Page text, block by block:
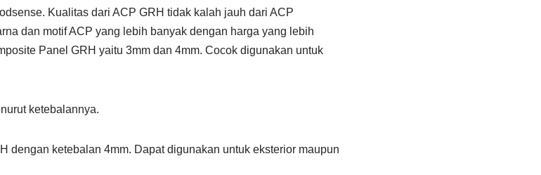
Kualitas dari ACP GRH tidak kalah jauh dari ACP
dan motif ACP yang lebih banyak dengan harga yang lebih
Panel GRH yaitu 3mm dan 4mm. Cocok digunakan untuk
ketebalannya.
dengan ketebalan 4mm. Dapat digunakan untuk eksterior maupun